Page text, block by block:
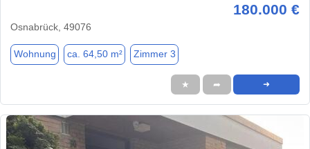
180.000 €
Osnabrück, 49076
Wohnung ca. 64,50 m² Zimmer 3
★ ➦ ➜